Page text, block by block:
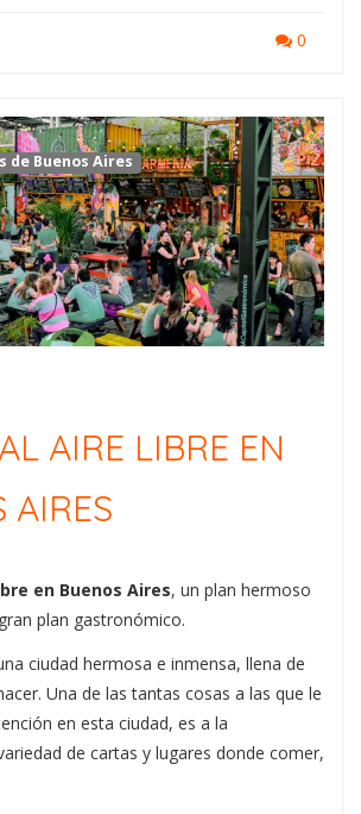
0
de Buenos Aires
AIRE LIBRE EN
AIRES
en Buenos Aires, un plan hermoso
plan gastronómico.
ciudad hermosa e inmensa, llena de
Una de las tantas cosas a las que le
en esta ciudad, es a la
de cartas y lugares donde comer,